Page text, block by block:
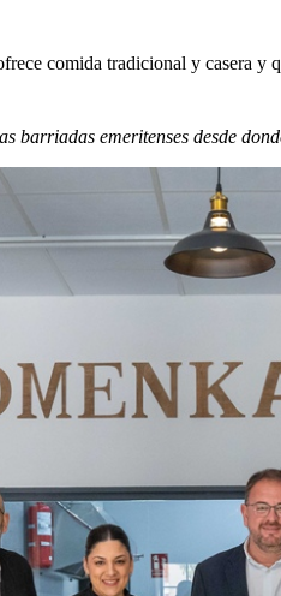
comida tradicional y casera y
barriadas emeritenses desde